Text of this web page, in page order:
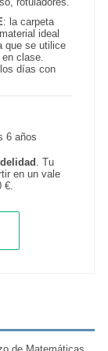
: la carpeta
ideal
que se utilice
clase.
días con
6 años
. Tu
en un vale
€